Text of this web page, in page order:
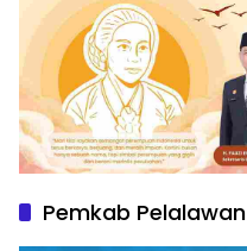
Pemkab Pelalawan